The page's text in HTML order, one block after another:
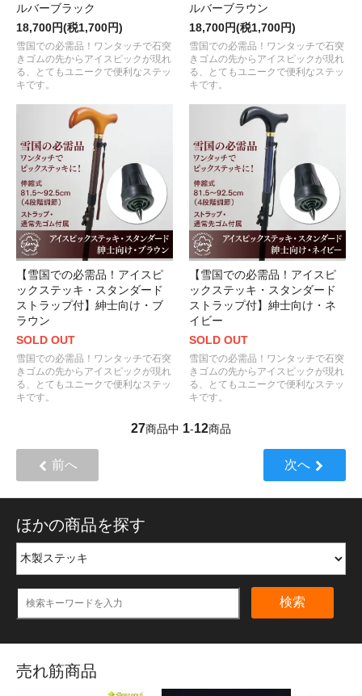
ルバーブラック
18,700円(税1,700円)
雪国での必需品！ワンタッチで石突
きゴムの先からアイスピックが現れ
る、とてもユニークで便利なステッ
キです。
ルバーブラウン
18,700円(税1,700円)
雪国での必需品！ワンタッチで石突
きゴムの先からアイスピックが現れ
る、とてもユニークで便利なステッ
キです。
【雪国での必需品！アイスピ
ックステッキ・スタンダード
ストラップ付】紳士向け・ブ
ラウン
SOLD OUT
雪国での必需品！ワンタッチで石突
きゴムの先からアイスピックが現れ
る、とてもユニークで便利なステッ
キです。
【雪国での必需品！アイスピ
ックステッキ・スタンダード
ストラップ付】紳士向け・ネ
イビー
SOLD OUT
雪国での必需品！ワンタッチで石突
きゴムの先からアイスピックが現れ
る、とてもユニークで便利なステッ
キです。
27商品中 1-12商品
前へ 次へ
ほかの商品を探す
検索
売れ筋商品